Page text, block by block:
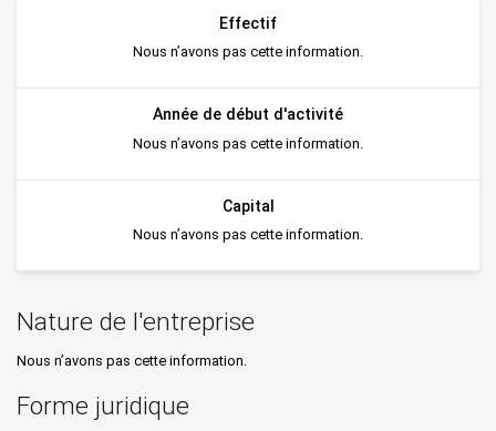
Effectif
Nous n’avons pas cette information.
Année de début d'activité
Nous n’avons pas cette information.
Capital
Nous n’avons pas cette information.
Nature de l'entreprise
Nous n’avons pas cette information.
Forme juridique